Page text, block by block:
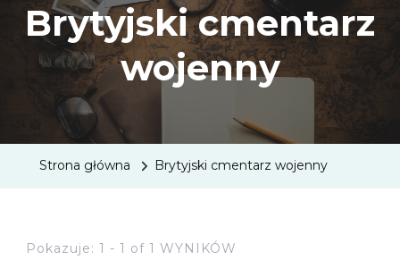
Brytyjski cmentarz
wojenny
Strona główna Brytyjski cmentarz wojenny
Pokazuje: 1 - 1 of 1 WYNIKÓW